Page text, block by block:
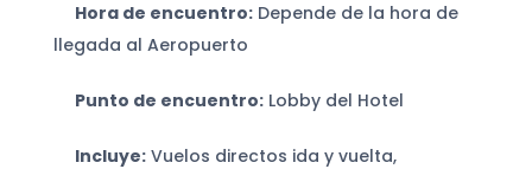
Hora de encuentro:Depende de la hora de
llegada al Aeropuerto
Punto de encuentro:Lobby del Hotel
Incluye:Vuelos directos ida y vuelta,